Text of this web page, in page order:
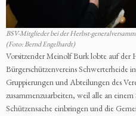
BSV-Mitglieder bei der Herbst-
(Foto: Bernd Engelhardt)
Vorsitzender Meinolf Burk lobte auf der
Bürgerschützenvereins Schwerterheide
Gruppierungen und Abteilungen des
zusammenzuarbeiten, weil alle an
Schützensache einbringen und die